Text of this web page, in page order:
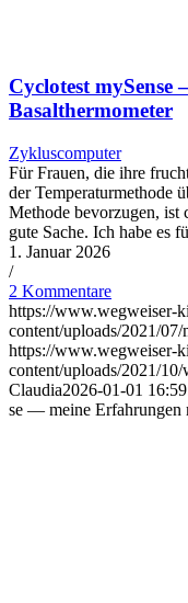
Cyclo­test
Basal­ther­mo­me­ter
Zykluscomputer
Für Frauen, die ihre
der Temperaturmethode
Methode bevorzugen, ist
gute Sache. Ich habe es
1. Januar 2026
/
2 Kommentare
https://www.wegweiser-
content/uploads/2021/07/
https://www.wegweiser-
content/uploads/2021/
Claudia2026-01-01
se — mei­ne Erfah­run­gen